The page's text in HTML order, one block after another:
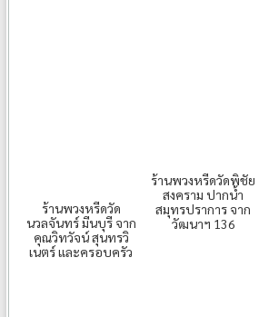
ร้านพวงหรีดวัด
นวลจันทร์ มีนบุรี จาก
คุณวิทวัจน์ สุนทรวิ
เนตร์ และครอบครัว
ร้านพวงหรีดวัดพิชัย
สงคราม ปากน้ำ
สมุทรปราการ จาก
วัฒนาฯ 136